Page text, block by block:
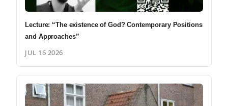
Lecture: “The existence of God? Contemporary Positions
and Approaches”
JUL 16 2026